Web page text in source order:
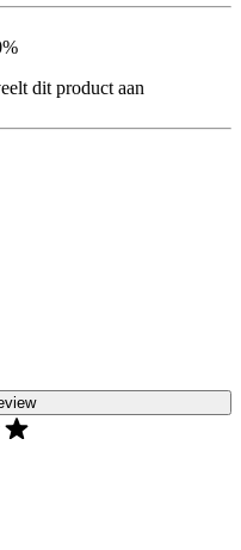
%
dit product aan